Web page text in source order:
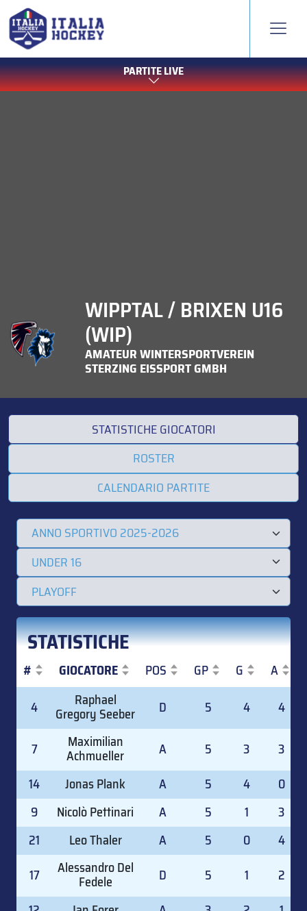
PARTITE LIVE
WIPPTAL / BRIXEN U16
(WIP)
AMATEUR WINTERSPORTVEREIN
STERZING EISSPORT GMBH
STATISTICHE GIOCATORI
ROSTER
CALENDARIO PARTITE
STATISTICHE
# GIOCATORE POS GP G A
GIOCATORE
4 Raphael
Gregory Seeber D 5 4 4
7 Maximilian
Achmueller A 5 3
3
14
Jonas Plank A 5 4
0
9
Nicolò Pettinari A 5 1
3
21
Leo Thaler A 5 0
4
17
Alessandro Del
Fedele D 5 1
2